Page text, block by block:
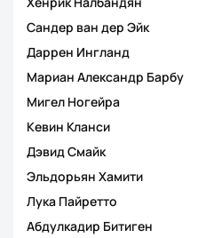
Сандер ван дер Эйк
Даррен Ингланд
Мариан Александр Барбу
Мигел Ногейра
Кевин Кланси
Дэвид Смайк
Эльдорьян Хамити
Лука Пайретто
Абдулкадир Битиген